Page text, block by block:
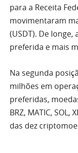
para a Receita
movimentaram
(USDT). De
preferida e mais
Na segunda
milhões em
preferidas,
BRZ, MATIC, SOL,
das dez